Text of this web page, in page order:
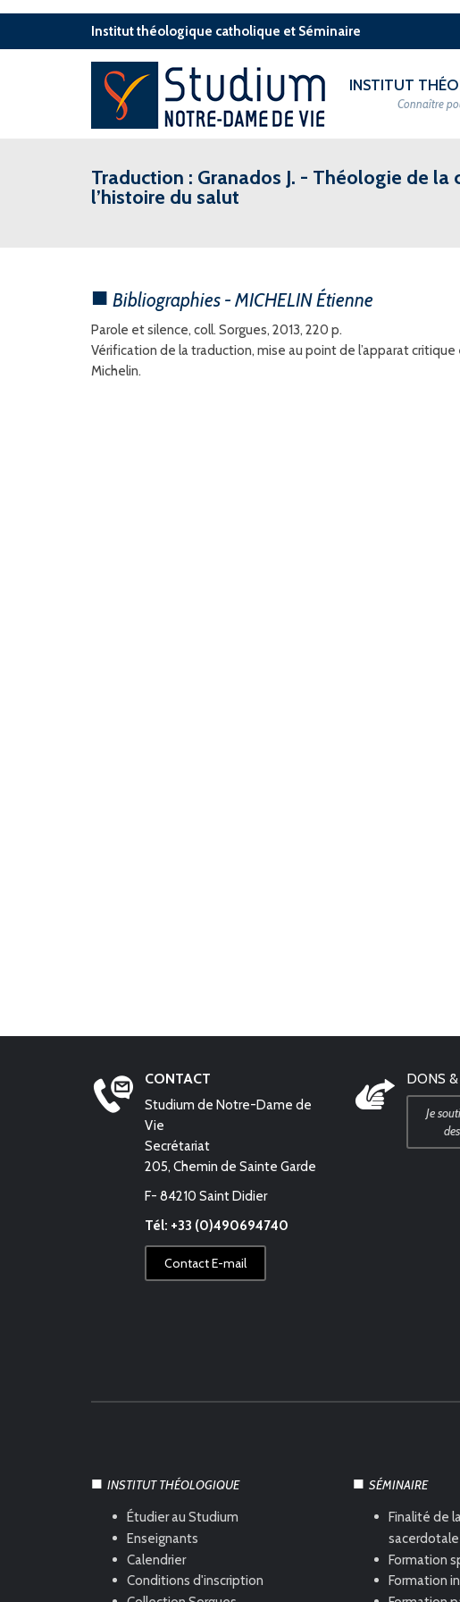
Institut théologique catholique et Séminaire
INSTITUT
Connaître
Traduction : Granados J. - Théologie de la
l’histoire du salut
Bibliographies - MICHELIN Étienne
Parole et silence, coll. Sorgues, 2013, 220 p.
Vérification de la traduction, mise au point de l’apparat
Michelin.
CONTACT
Studium de Notre-Dame de
Vie
Secrétariat
205, Chemin de Sainte Garde
F- 84210 Saint Didier
Tél: +33 (0)490694740
Contact E-mail
DONS
Je
INSTITUT THÉOLOGIQUE
Étudier au Studium
Enseignants
Calendrier
Conditions d'inscription
SÉMINAIRE
Finalité de
sacerdotale
Formation
Formation